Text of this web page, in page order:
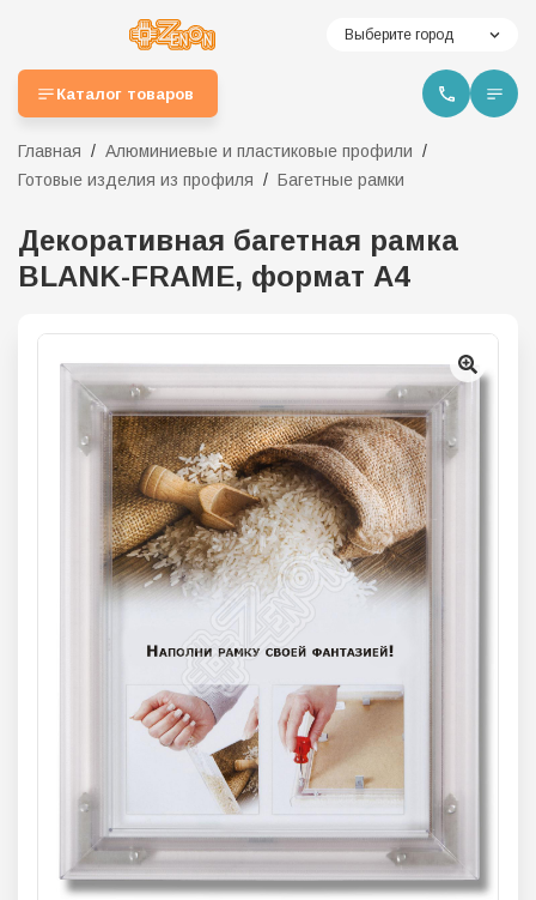
Выберите город
Каталог товаров
Главная
Алюминиевые и пластиковые профили
Готовые изделия из профиля
Багетные рамки
Декоративная багетная рамка
BLANK-FRAME, формат А4